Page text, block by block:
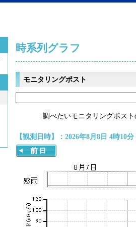
時系列グラフ
モニタリングポスト
調べたいモニタリングポス
【観測日時】：2026年8月8日 4時10分